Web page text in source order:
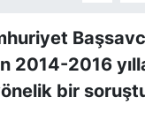
2014-2016
bir
HABERİ